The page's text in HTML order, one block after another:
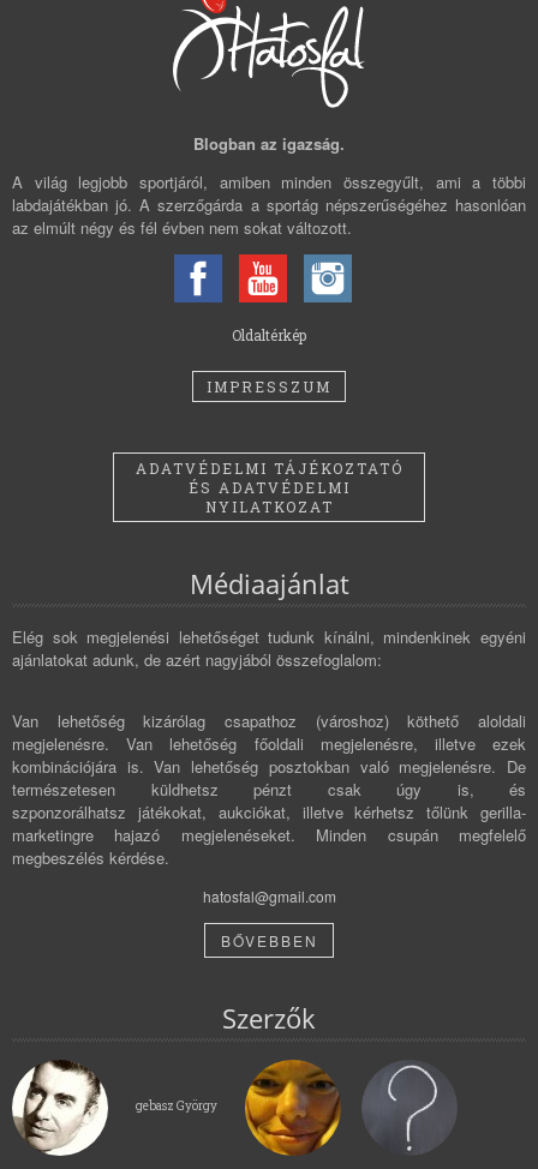
Blogban az igazság.
A világ legjobb sportjáról, amiben minden összegyűlt, ami a többi
labdajátékban jó. A szerzőgárda a sportág népszerűségéhez hasonlóan
az elmúlt négy és fél évben nem sokat változott.
Oldaltérkép
IMPRESSZUM
ADATVÉDELMI TÁJÉKOZTATÓ
ÉS ADATVÉDELMI
NYILATKOZAT
Médiaajánlat
Elég sok megjelenési lehetőséget tudunk kínálni, mindenkinek egyéni
ajánlatokat adunk, de azért nagyjából összefoglalom:
Van lehetőség kizárólag csapathoz (városhoz) köthető aloldali
megjelenésre. Van lehetőség főoldali megjelenésre, illetve ezek
kombinációjára is. Van lehetőség posztokban való megjelenésre. De
természetesen küldhetsz pénzt csak úgy is, és
szponzorálhatsz játékokat, aukciókat, illetve kérhetsz tőlünk gerilla-
marketingre hajazó megjelenéseket. Minden csupán megfelelő
megbeszélés kérdése.
hatosfal@gmail.com
BŐVEBBEN
Szerzők
gebasz György